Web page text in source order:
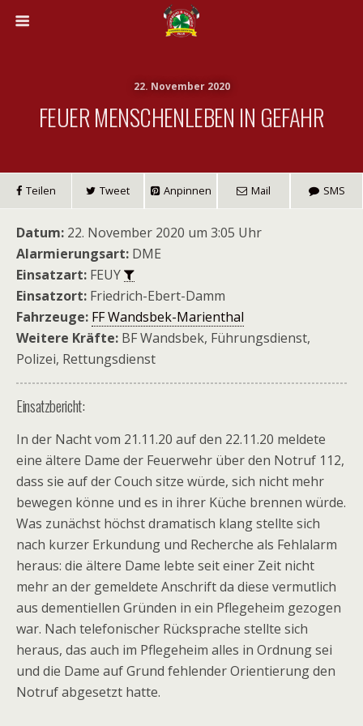
22. November 2020
FEUER MENSCHENLEBEN IN GEFAHR
Teilen Tweet Anpinnen Mail SMS
Datum: 22. November 2020 um 3:05 Uhr
Alarmierungsart: DME
Einsatzart: FEUY
Einsatzort: Friedrich-Ebert-Damm
Fahrzeuge: FF Wandsbek-Marienthal
Weitere Kräfte: BF Wandsbek, Führungsdienst,
Polizei, Rettungsdienst
Einsatzbericht:
In der Nacht vom 21.11.20 auf den 22.11.20 meldete
eine ältere Dame der Feuerwehr über den Notruf 112,
dass sie auf der Couch sitze würde, sich nicht mehr
bewegen könne und es in ihrer Küche brennen würde.
Was zunächst höchst dramatisch klang stellte sich
nach kurzer Erkundung und Recherche als Fehlalarm
heraus: die ältere Dame lebte seit einer Zeit nicht
mehr an der gemeldete Anschrift da diese vermutlich
aus dementiellen Gründen in ein Pflegeheim gezogen
war. Nach telefonischer Rücksprache stellte sich
heraus, das auch im Pflegeheim alles in Ordnung sei
und die Dame auf Grund fehlender Orientierung den
Notruf abgesetzt hatte.